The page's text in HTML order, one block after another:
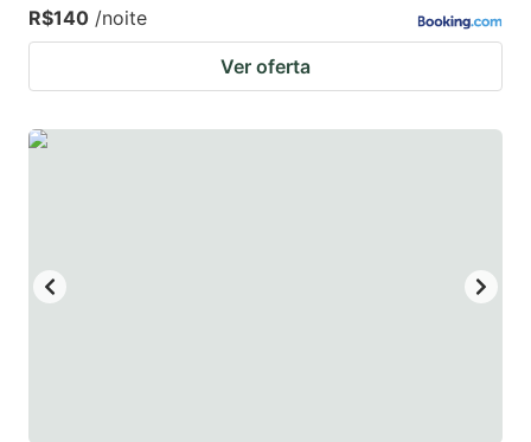
R$140 /noite
Ver oferta